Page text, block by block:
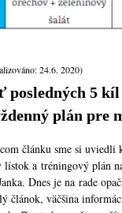
24.6. 2020)
posledných 5
plán pre
článku sme si uviedli
lístok a tréningový plán
Dnes je na rade
článok, väčšina